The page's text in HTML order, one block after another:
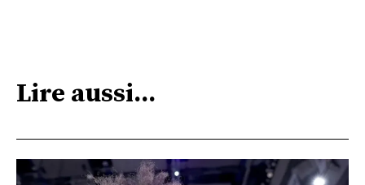
Lire aussi...